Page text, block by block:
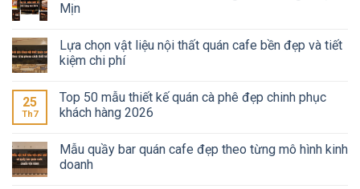
Mịn
Lựa chọn vật liệu nội thất quán cafe bền đẹp và tiết
kiệm chi phí
25
Th7
Top 50 mẫu thiết kế quán cà phê đẹp chinh phục
khách hàng 2026
Mẫu quầy bar quán cafe đẹp theo từng mô hình kinh
doanh